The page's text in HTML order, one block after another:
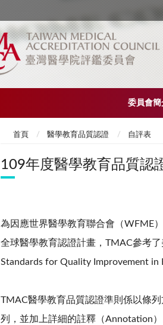
委員會簡
首頁 醫學教育品質認證 自評表
109年度醫學教育品質認
為因應世界醫學教育聯合會（WFME
全球醫學教育認證計畫，TMAC參考
Standards for Quality Improvement in
TMAC醫學教育品質認證準則係以條
列，並加上詳細的註釋（Annotation）